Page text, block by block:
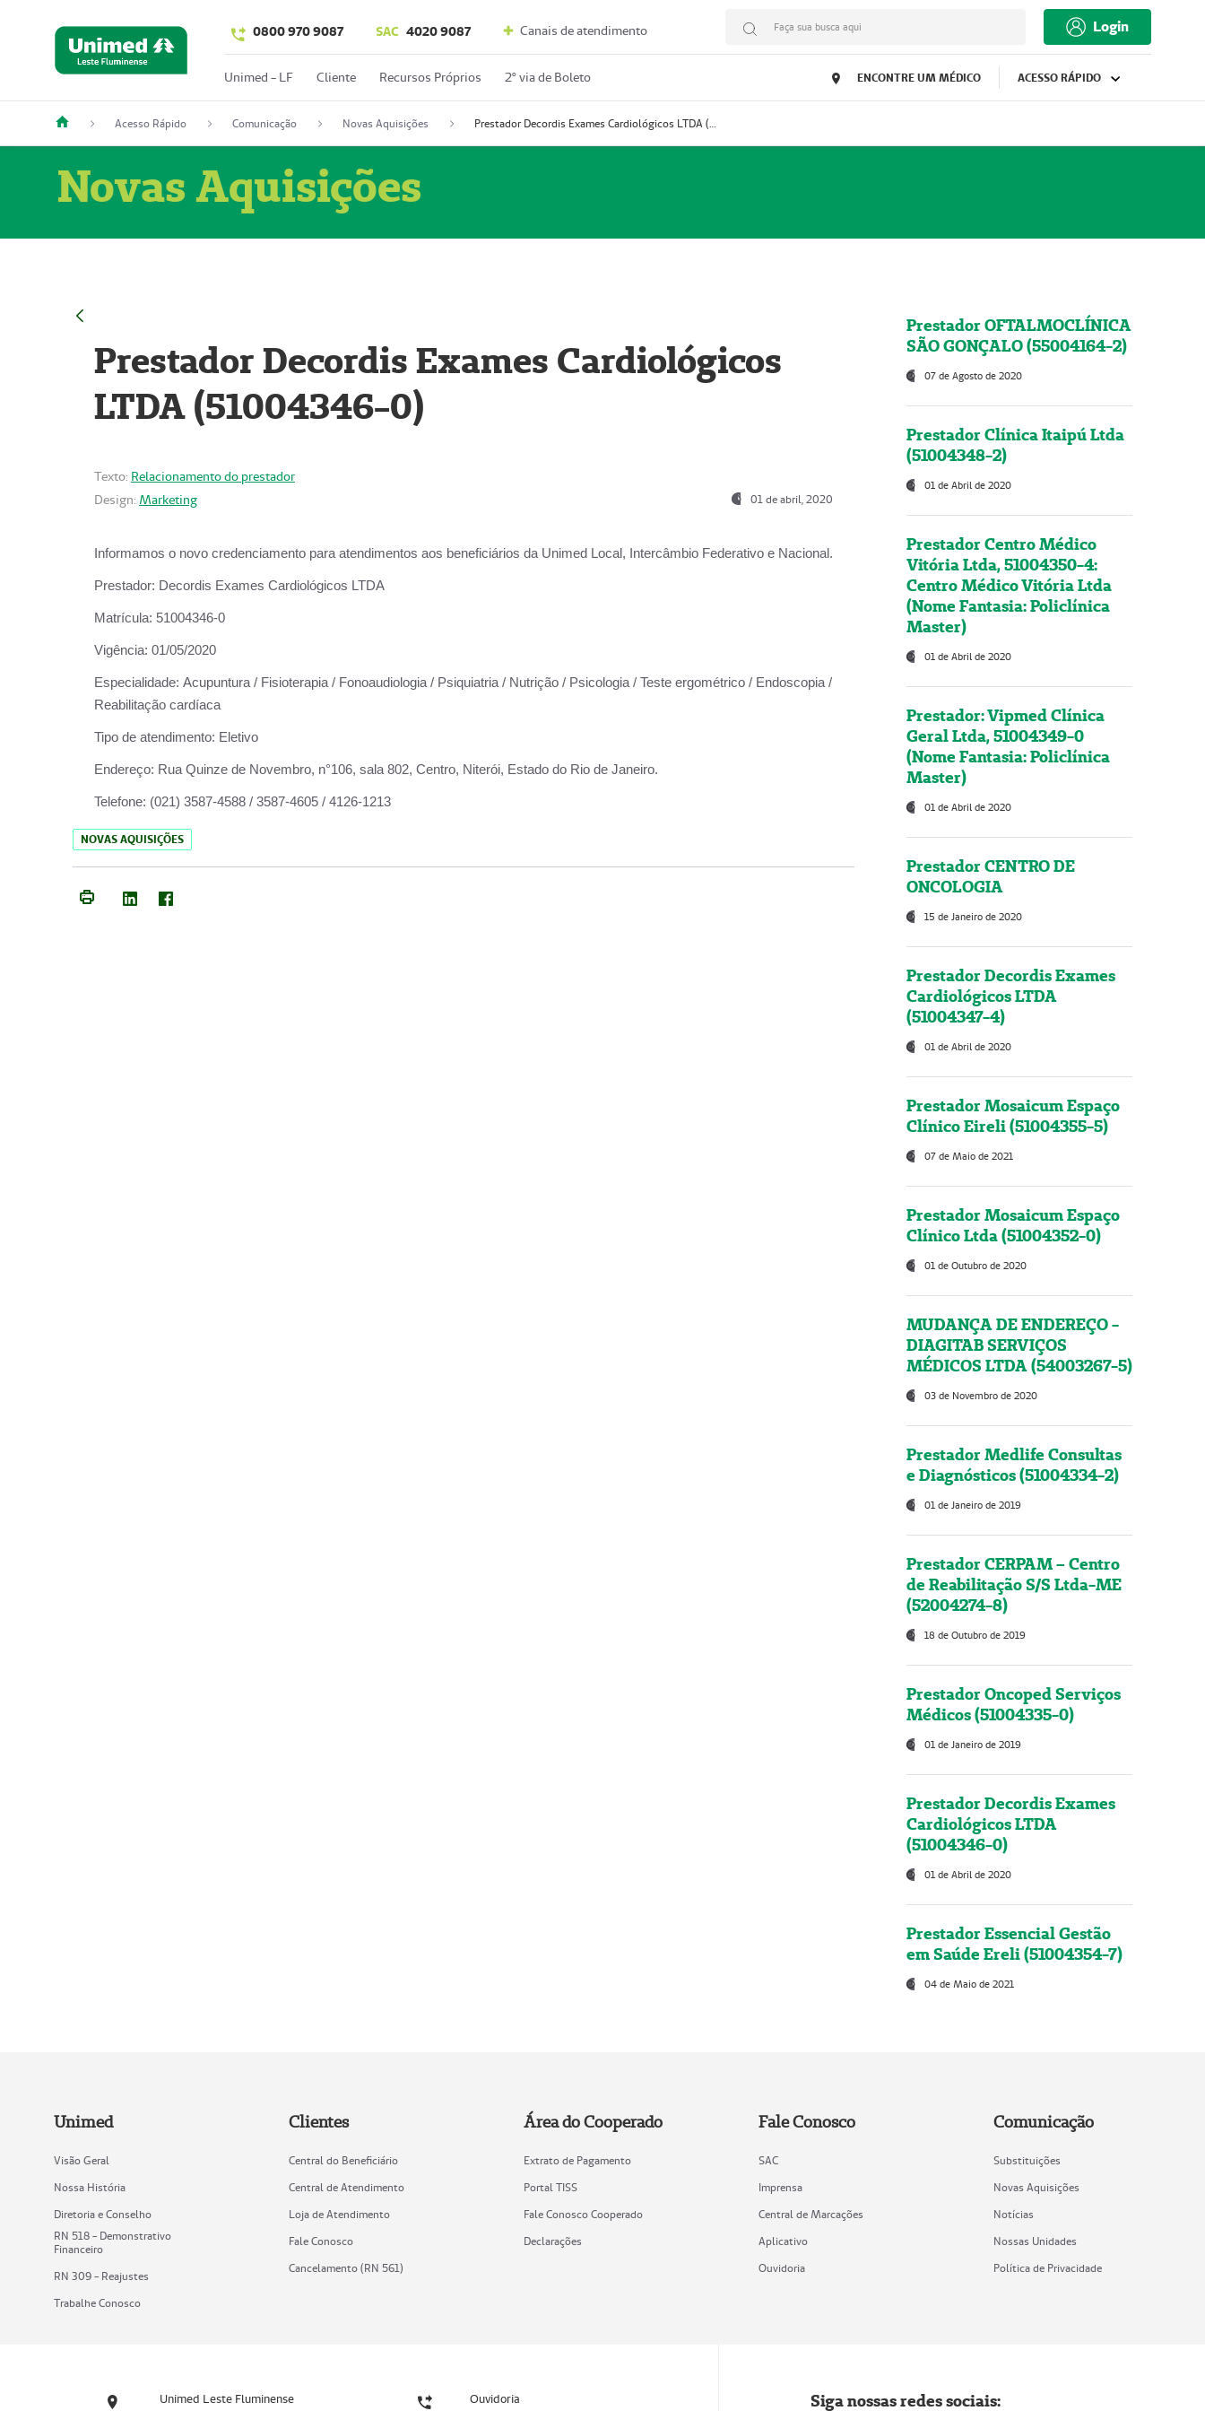
0800 970 9087 SAC 4020 9087 Canais de atendimento Faça sua busca aqui Login
Unimed - LF Cliente Recursos Próprios 2º via de Boleto ENCONTRE UM MÉDICO ACESSO RÁPIDO
Acesso Rápido Comunicação Novas Aquisições Prestador Decordis Exames Cardiológicos LTDA (51004346-0)
Novas Aquisições
Prestador Decordis Exames Cardiológicos
LTDA (51004346-0)
Texto: Relacionamento do prestador
Design: Marketing 01 de abril, 2020
Informamos o novo credenciamento para atendimentos aos beneficiários da Unimed Local, Intercâmbio Federativo e Nacional.
Prestador: Decordis Exames Cardiológicos LTDA
Matrícula: 51004346-0
Vigência: 01/05/2020
Especialidade: Acupuntura / Fisioterapia / Fonoaudiologia / Psiquiatria / Nutrição / Psicologia / Teste ergométrico / Endoscopia /
Reabilitação cardíaca
Tipo de atendimento: Eletivo
Endereço: Rua Quinze de Novembro, n°106, sala 802, Centro, Niterói, Estado do Rio de Janeiro.
Telefone: (021) 3587-4588 / 3587-4605 / 4126-1213
NOVAS AQUISIÇÕES
Prestador OFTALMOCLÍNICA
SÃO GONÇALO (55004164-2)
07 de Agosto de 2020
Prestador Clínica Itaipú Ltda
(51004348-2)
01 de Abril de 2020
Prestador Centro Médico
Vitória Ltda, 51004350-4:
Centro Médico Vitória Ltda
(Nome Fantasia: Policlínica
Master)
01 de Abril de 2020
Prestador: Vipmed Clínica
Geral Ltda, 51004349-0
(Nome Fantasia: Policlínica
Master)
01 de Abril de 2020
Prestador CENTRO DE
ONCOLOGIA
15 de Janeiro de 2020
Prestador Decordis Exames
Cardiológicos LTDA
(51004347-4)
01 de Abril de 2020
Prestador Mosaicum Espaço
Clínico Eireli (51004355-5)
07 de Maio de 2021
Prestador Mosaicum Espaço
Clínico Ltda (51004352-0)
01 de Outubro de 2020
MUDANÇA DE ENDEREÇO -
DIAGITAB SERVIÇOS
MÉDICOS LTDA (54003267-5)
03 de Novembro de 2020
Prestador Medlife Consultas
e Diagnósticos (51004334-2)
01 de Janeiro de 2019
Prestador CERPAM – Centro
de Reabilitação S/S Ltda-ME
(52004274-8)
18 de Outubro de 2019
Prestador Oncoped Serviços
Médicos (51004335-0)
01 de Janeiro de 2019
Prestador Decordis Exames
Cardiológicos LTDA
(51004346-0)
01 de Abril de 2020
Prestador Essencial Gestão
em Saúde Ereli (51004354-7)
04 de Maio de 2021
Unimed
Visão Geral
Nossa História
Diretoria e Conselho
RN 518 - Demonstrativo
Financeiro
RN 309 - Reajustes
Trabalhe Conosco
Clientes
Central do Beneficiário
Central de Atendimento
Loja de Atendimento
Fale Conosco
Cancelamento (RN 561)
Área do Cooperado
Extrato de Pagamento
Portal TISS
Fale Conosco Cooperado
Declarações
Fale Conosco
SAC
Imprensa
Central de Marcações
Aplicativo
Ouvidoria
Comunicação
Substituições
Novas Aquisições
Notícias
Nossas Unidades
Política de Privacidade
Unimed Leste Fluminense Ouvidoria Siga nossas redes sociais: